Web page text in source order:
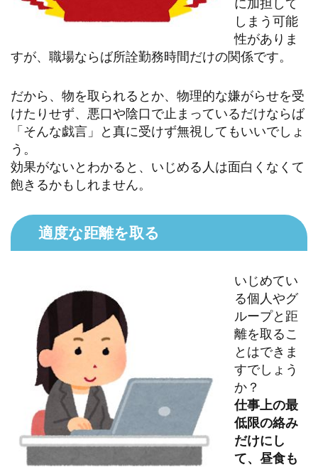
しまう可能
性がありま
すが、職場ならば所詮勤務時間だけの関係です。
だから、物を取られるとか、物理的な嫌がらせを受
けたりせず、悪口や陰口で止まっているだけならば
「そんな戯言」と真に受けず無視してもいいでしょ
う。
効果がないとわかると、いじめる人は面白くなくて
飽きるかもしれません。
適度な距離を取る
いじめてい
る個人やグ
ループと距
離を取るこ
とはできま
すでしょう
か？
仕事上の最
低限の絡み
だけにし
て、昼食も